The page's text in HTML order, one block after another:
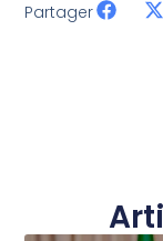
Partager